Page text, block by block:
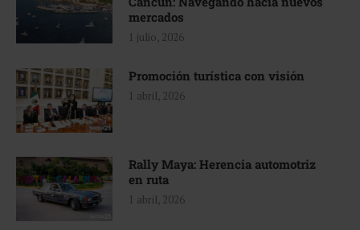
mercados
1 julio, 2026
Promoción turística con visión
1 abril, 2026
Rally Maya: Herencia automotriz
en ruta
1 abril, 2026